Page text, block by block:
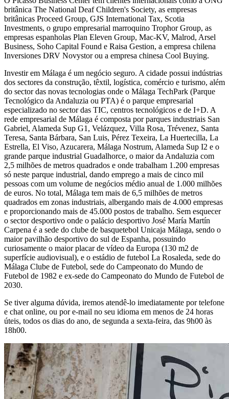
britânica The National Deaf Children's Society, as empresas
britânicas Proceed Group, GJS International Tax, Scotia
Investments, o grupo empresarial marroquino Trophor Group, as
empresas espanholas Plan Eleven Group, Mac-KV, Malrod, Arsel
Business, Soho Capital Found e Raisa Gestion, a empresa chilena
Inversiones DRV Novystor ou a empresa chinesa Cool Buying.
Investir em Málaga é um negócio seguro. A cidade possui indústrias
dos sectores da construção, têxtil, logística, comércio e turismo, além
do sector das novas tecnologias onde o Málaga TechPark (Parque
Tecnológico da Andaluzia ou PTA) é o parque empresarial
especializado no sector das TIC, centros tecnológicos e de I+D. A
rede empresarial de Málaga é composta por parques industriais San
Gabriel, Alameda Sup G1, Velázquez, Villa Rosa, Trévenez, Santa
Teresa, Santa Bárbara, San Luis, Pérez Texeira, La Huertecilla, La
Estrella, El Viso, Azucarera, Málaga Nostrum, Alameda Sup I2 e o
grande parque industrial Guadalhorce, o maior da Andaluzia com
2,5 milhões de metros quadrados e onde trabalham 1.200 empresas
só neste parque industrial, dando emprego a mais de cinco mil
pessoas com um volume de negócios médio anual de 1.000 milhões
de euros. No total, Málaga tem mais de 6,5 milhões de metros
quadrados em zonas industriais, albergando mais de 4.000 empresas
e proporcionando mais de 45.000 postos de trabalho. Sem esquecer
o sector desportivo onde o palácio desportivo José María Martín
Carpena é a sede do clube de basquetebol Unicaja Málaga, sendo o
maior pavilhão desportivo do sul de Espanha, possuindo
curiosamente o maior placar de vídeo da Europa (130 m2 de
superfície audiovisual), e o estádio de futebol La Rosaleda, sede do
Málaga Clube de Futebol, ​​sede do Campeonato do Mundo de
Futebol de 1982 e ex-sede do Campeonato do Mundo de Futebol de
2030.
Se tiver alguma dúvida, iremos atendê-lo imediatamente por telefone
e chat online, ou por e-mail no seu idioma em menos de 24 horas
úteis, todos os dias do ano, de segunda a sexta-feira, das 9h00 às
18h00.